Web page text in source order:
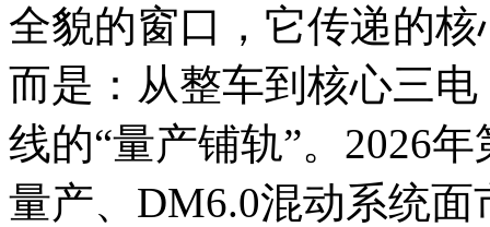
全貌的窗口，它传递的
而是：从整车到核心三
线的“量产铺轨”。2026
量产、DM6.0混动系统